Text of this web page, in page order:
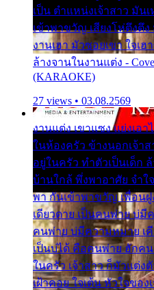
เป็น ตำแหน่งเจ้าสาว มัน
เข้าพาขวัญ เสียงโห่ตึงตึ
งานเฮา มัวซอยเขา ใจเ
ล้างจานในงานแต่ง -
(KARAOKE)
27 views • 03.08.2569
งานแต่ง เขาแซง แย่งเอ
ในห้องครัว ข้างนอกเจ้าส
อยู่ในครัว ทำตัวเป็นเด็ก
บ้านใกล้ พึ่งพาอาศัย จำใ
พา กันเข้าพาขวัญ เพื่อนฝู
เดียวดาย เป็นคนพ่าย บ่มี
คนพ่าย บ่มีความหมาย เคี
เป็นบ่ได้ คือคนพ่าย ฮักค
ในครัว เจ้าสาว ก็มัวแต่งตั
เฝ้าคอย ใจเต้น หัวใจขอ